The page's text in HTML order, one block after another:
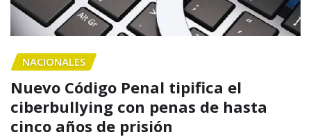
NACIONALES
Nuevo Código Penal tipifica el
ciberbullying con penas de hasta
cinco años de prisión